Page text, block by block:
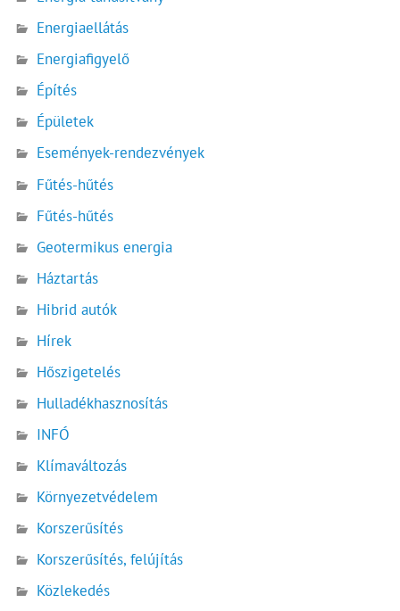
Energiaellátás
Energiafigyelő
Építés
Épületek
Események-rendezvények
Fűtés-hűtés
Fűtés-hűtés
Geotermikus energia
Háztartás
Hibrid autók
Hírek
Hőszigetelés
Hulladékhasznosítás
INFÓ
Klímaváltozás
Környezetvédelem
Korszerűsítés
Korszerűsítés, felújítás
Közlekedés